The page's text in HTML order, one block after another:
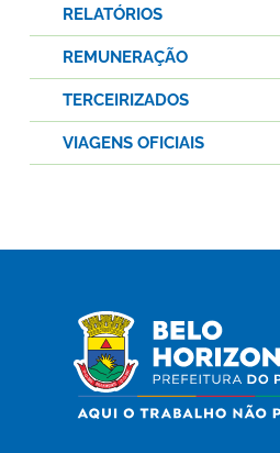
RELATÓRIOS
REMUNERAÇÃO
TERCEIRIZADOS
VIAGENS OFICIAIS